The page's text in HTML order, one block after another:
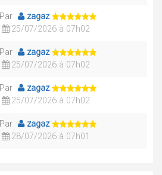
Par
zagaz
25/07/2026 à 07h02
Par
zagaz
25/07/2026 à 07h02
Par
zagaz
25/07/2026 à 07h02
Par
zagaz
28/07/2026 à 07h01